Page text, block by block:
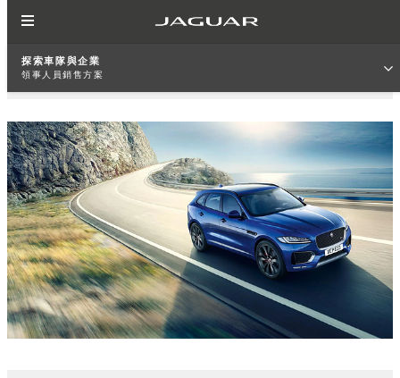
探索車隊與企業
領事人員銷售方案